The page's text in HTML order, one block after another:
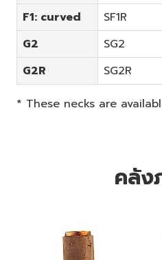
F1: curved
SF1R
G2
SG2
G2R
SG2R
* These necks are
คลัง